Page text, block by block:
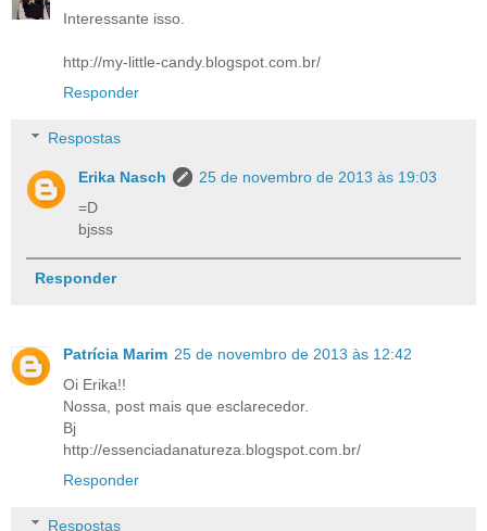
Interessante isso.
http://my-little-candy.blogspot.com.br/
Responder
Respostas
Erika Nasch
25 de novembro de 2013 às 19:03
=D
bjsss
Responder
Patrícia Marim 25 de novembro de 2013 às 12:42
Oi Erika!!
Nossa, post mais que esclarecedor.
Bj
http://essenciadanatureza.blogspot.com.br/
Responder
Respostas